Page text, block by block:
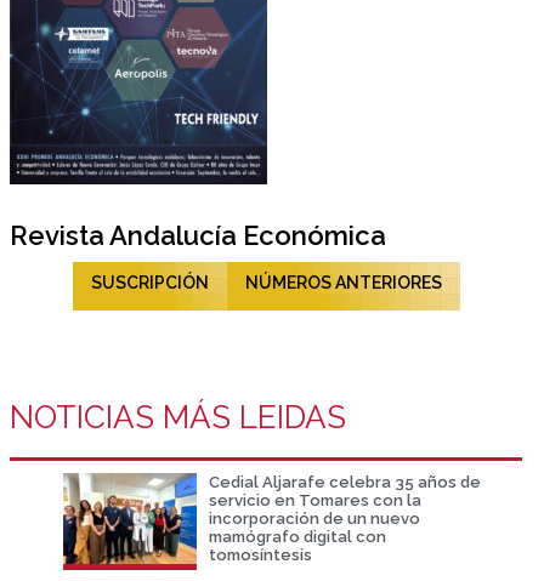
Revista Andalucía Económica
SUSCRIPCIÓN NÚMEROS ANTERIORES
NOTICIAS MÁS LEIDAS
Cedial Aljarafe celebra 35 años de
servicio en Tomares con la
incorporación de un nuevo
mamógrafo digital con
tomosíntesis